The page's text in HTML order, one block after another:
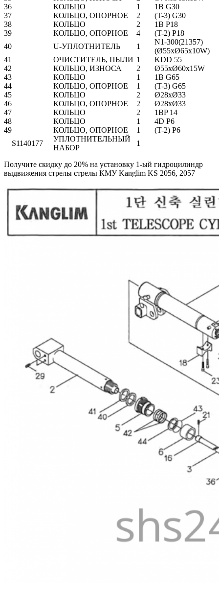
36
КОЛЬЦО 1
1B G30
37
КОЛЬЦО, ОПОРНОЕ 2
(T-3) G30
38
КОЛЬЦО 2
1B P18
39
КОЛЬЦО, ОПОРНОЕ 4
(T-2) P18
40
U-УПЛОТНИТЕЛЬ 1
N1-300(21357)
(Ø55xØ65x10W)
41
ОЧИСТИТЕЛЬ, ПЫЛИ 1
KDD 55
42
КОЛЬЦО, ИЗНОСА 2
Ø55xØ60x15W
43
КОЛЬЦО 1
1B G65
44
КОЛЬЦО, ОПОРНОЕ 1
(T-3) G65
45
КОЛЬЦО 2
Ø28xØ33
46
КОЛЬЦО, ОПОРНОЕ 2
Ø28xØ33
47
КОЛЬЦО 2
1BP 14
48
КОЛЬЦО 1
4D P6
49
КОЛЬЦО, ОПОРНОЕ 1
(T-2) P6
S1140177
УПЛОТНИТЕЛЬНЫЙ
НАБОР
1
Получите скидку до 20% на установку 1-ый гидроцилиндр
выдвижения стрелы стрелы КМУ Kanglim KS 2056, 2057